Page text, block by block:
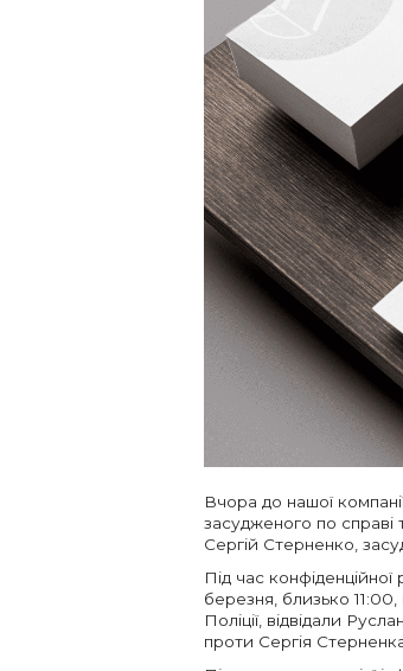
Вчора до нашої
засудженого по справі
Сергій Стерненко,
Під час
березня, близько
Поліції, відвідали
проти Сергія